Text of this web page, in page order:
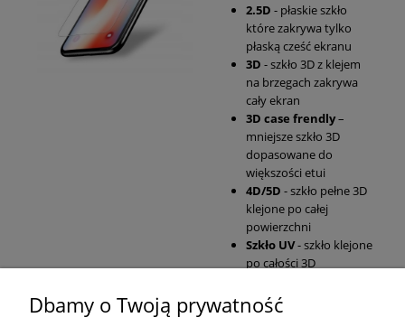
2.5D - płaskie szkło
które zakrywa tylko
płaską cześć ekranu
3D - szkło 3D z klejem
na brzegach zakrywa
cały ekran
3D case frendly–
mniejsze szkło 3D
dopasowane do
większości etui
4D/5D - szkło pełne 3D
klejone po całej
powierzchni
Szkło UV- szkło klejone
po całości 3D
Pomoc
Dbamy o Twoją prywatność